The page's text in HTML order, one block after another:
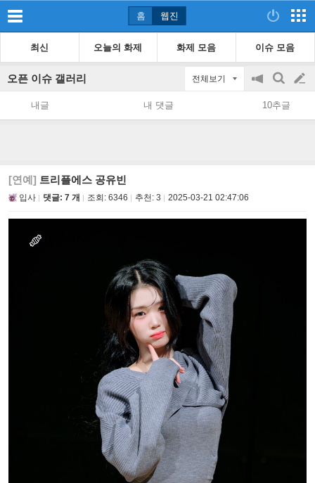
홈 웹진
최신 오늘의 화제 화제 모음 이슈 모음
오픈 이슈 갤러리 전체보기
공
지
on/off
검
색
글
쓰
내글 내 댓글 10추글
[연예] 트리플에스 공유빈
입사 댓글: 7 개 조회: 6346 추천: 3 2025-03-21 02:47:06